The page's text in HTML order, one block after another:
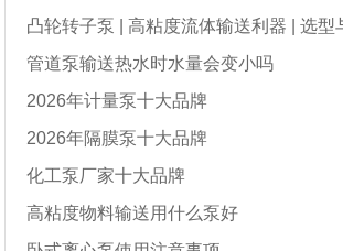
凸轮转子泵 | 高粘度流体输送利器 | 选型
管道泵输送热水时水量会变小吗
2026年计量泵十大品牌
2026年隔膜泵十大品牌
化工泵厂家十大品牌
高粘度物料输送用什么泵好